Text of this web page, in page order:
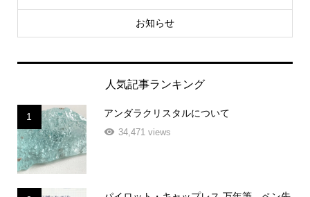
お知らせ
人気記事ランキング
1 アンダラクリスタルについて
34,471 views